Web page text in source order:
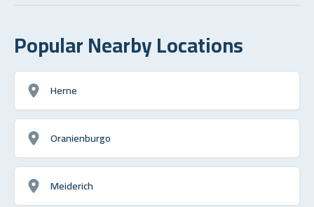
Popular Nearby Locations
Herne
Oranienburgo
Meiderich